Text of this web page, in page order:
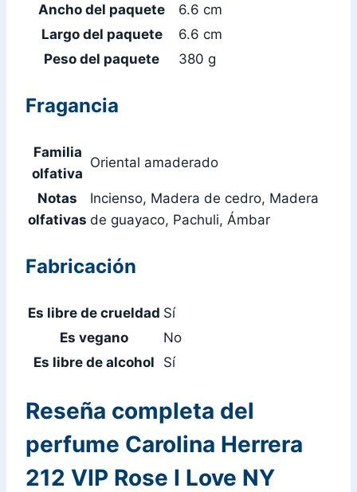
Ancho del paquete
6.6 cm
Largo del paquete
6.6 cm
Peso del paquete
380 g
Fragancia
Familia
olfativa
Oriental amaderado
Notas
olfativas
Incienso, Madera de cedro, Madera
de guayaco, Pachuli, Ámbar
Fabricación
Es libre de crueldad Sí
Es vegano
No
Es libre de alcohol
Sí
Reseña completa del
perfume Carolina Herrera
212 VIP Rose I Love NY